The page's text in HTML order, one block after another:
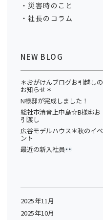
災害時のこと
社長のコラム
NEW BLOG
＊おがけんブログお引越しの
お知らせ＊
N様邸が完成しました！
総社市清音上中島☆B様邸お
引渡し
広谷モデルハウス＊秋のイベ
ント
最近の新入社員
2025年11月
2025年10月